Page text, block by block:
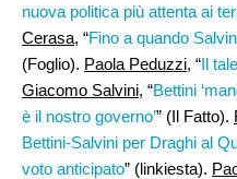
nuova politica più attenta ai
Cerasa, “Fino a quando
(Foglio). Paola Peduzzi, “Il
Giacomo Salvini, “Bettini
è il nostro governo’” (Il Fatto).
Bettini-Salvini per Draghi al
voto anticipato” (linkiesta).